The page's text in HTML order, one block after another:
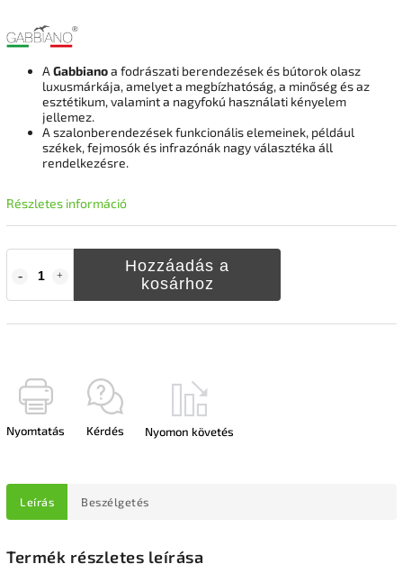
Hozzáadás a
kosárhoz
A Gabbianoa fodrászati berendezések és bútorok olasz
luxusmárkája, amelyet a megbízhatóság, a minőség és az
esztétikum, valamint a nagyfokú használati kényelem
jellemez.
A szalonberendezések funkcionális elemeinek, például
székek, fejmosók és infrazónák nagy választéka áll
rendelkezésre.
Részletes információ
Nyomtatás Kérdés Nyomon követés
Leírás Beszélgetés
Termék részletes leírása